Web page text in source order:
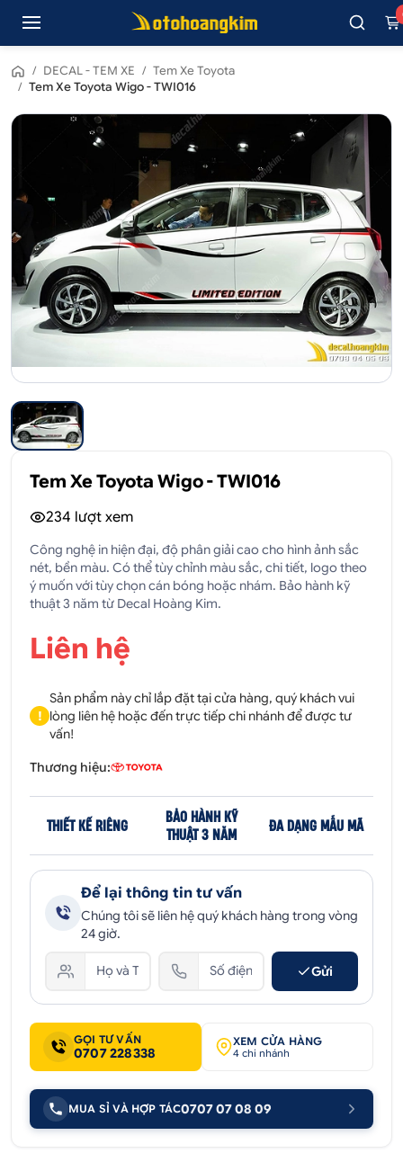
/ DECAL - TEM XE / Tem Xe Toyota
/ Tem Xe Toyota Wigo - TWI016
Tem Xe Toyota Wigo - TWI016
234 lượt xem
Công nghệ in hiện đại, độ phân giải cao cho hình ảnh sắc
nét, bền màu. Có thể tùy chỉnh màu sắc, chi tiết, logo theo
ý muốn với tùy chọn cán bóng hoặc nhám. Bảo hành kỹ
thuật 3 năm từ Decal Hoàng Kim.
Liên hệ
!
Sản phẩm này chỉ lắp đặt tại cửa hàng, quý khách vui
lòng liên hệ hoặc đến trực tiếp chi nhánh để được tư
vấn!
Thương hiệu:
THIẾT KẾ RIÊNG
BẢO HÀNH KỸ
THUẬT 3 NĂM
ĐA DẠNG MẪU MÃ
Để lại thông tin tư vấn
Chúng tôi sẽ liên hệ quý khách hàng trong vòng
24 giờ.
Gửi
GỌI TƯ VẤN
0707 228338
XEM CỬA HÀNG
4 chi nhánh
MUA SỈ VÀ HỢP TÁC0707 07 08 09